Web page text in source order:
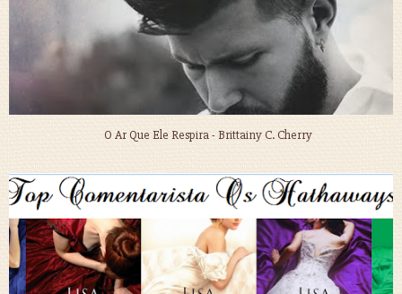
O Ar Que Ele Respira - Brittainy C. Cherry